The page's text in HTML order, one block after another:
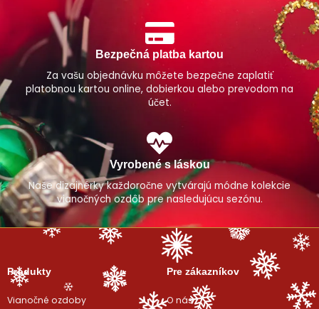
Bezpečná platba kartou
Za vašu objednávku môžete bezpečne zaplatiť
platobnou kartou online, dobierkou alebo prevodom na
účet.
Vyrobené s láskou
Naše dizajnérky každoročne vytvárajú módne kolekcie
vianočných ozdôb pre nasledujúcu sezónu.
Produkty
Vianočné ozdoby
Pre zákazníkov
O nás